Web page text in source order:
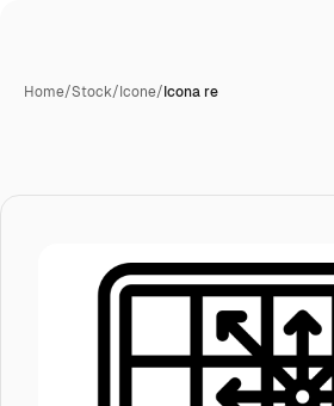
Home/Stock/Icone/Icona re